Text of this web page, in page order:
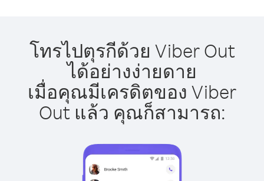
โทรไปตุรกีด้วย Viber Out
ได้อย่างง่ายดาย
เมื่อคุณมีเครดิตของ Viber
Out แล้ว คุณก็สามารถ: